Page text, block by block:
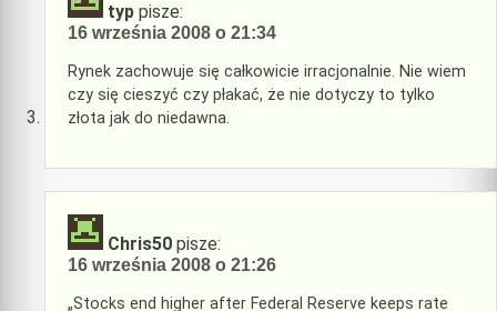
typ pisze:
16 września 2008 o 21:34
Rynek zachowuje się całkowicie irracjonalnie. Nie wiem
czy się cieszyć czy płakać, że nie dotyczy to tylko
złota jak do niedawna.
Chris50 pisze:
16 września 2008 o 21:26
„Stocks end higher after Federal Reserve keeps rate